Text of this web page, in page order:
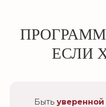
ЕСЛИ
Быть уверенной